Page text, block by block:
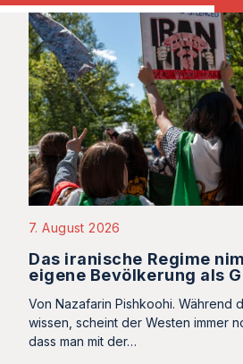
7. August 2026
Das iranische Regime
eigene Bevölkerung als
Von Nazafarin Pishkoohi. Während
wissen, scheint der Westen immer
dass man mit der…